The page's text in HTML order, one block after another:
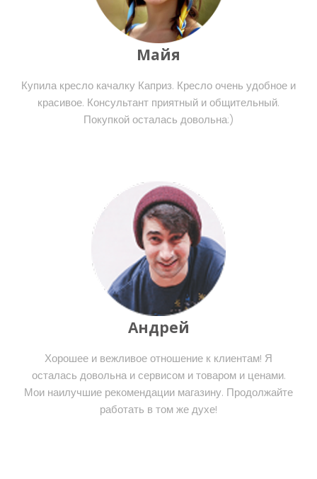
Майя
Купила кресло качалку Каприз. Кресло очень удобное и
красивое. Консультант приятный и общительный.
Покупкой осталась довольна:)
Андрей
Хорошее и вежливое отношение к клиентам! Я
осталась довольна и сервисом и товаром и ценами.
Мои наилучшие рекомендации магазину. Продолжайте
работать в том же духе!